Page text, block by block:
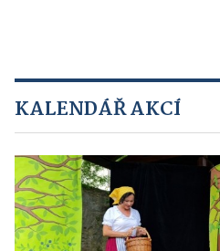
KALENDÁŘ AKCÍ